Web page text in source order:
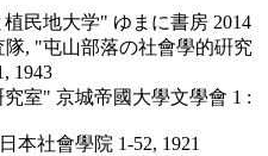
民地大学" ゆまに書房 2014
, "屯山部落の社會學的硏究
1943
室" 京城帝國大學文學會 1 :
本社會學院 1-52, 1921